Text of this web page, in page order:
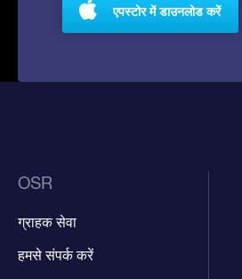
एपस्टोर में डाउनलोड करें
OSR
ग्राहक सेवा
हमसे संपर्क करें